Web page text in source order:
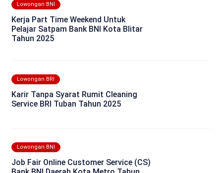
Lowongan BNI
Kerja Part Time Weekend Untuk
Pelajar Satpam Bank BNI Kota Blitar
Tahun 2025
Lowongan BRI
Karir Tanpa Syarat Rumit Cleaning
Service BRI Tuban Tahun 2025
Lowongan BNI
Job Fair Online Customer Service (CS)